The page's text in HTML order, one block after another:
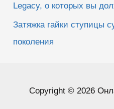
Legacy, о которых вы
Затяжка гайки ступицы
поколения
Copyright © 2026